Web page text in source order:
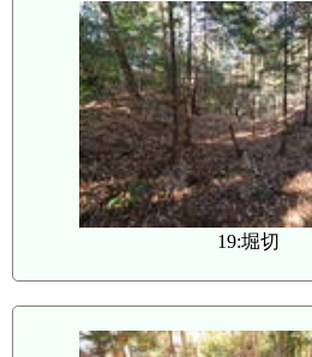
19:堀切